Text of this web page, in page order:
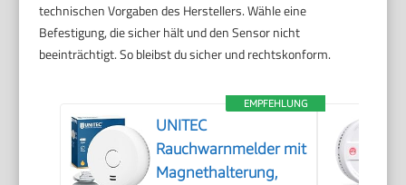
technischen Vorgaben des Herstellers. Wähle eine
Befestigung, die sicher hält und den Sensor nicht
beeinträchtigt. So bleibst du sicher und rechtskonform.
EMPFEHLUNG
UNITEC
Rauchwarnmelder mit
Magnethalterung,